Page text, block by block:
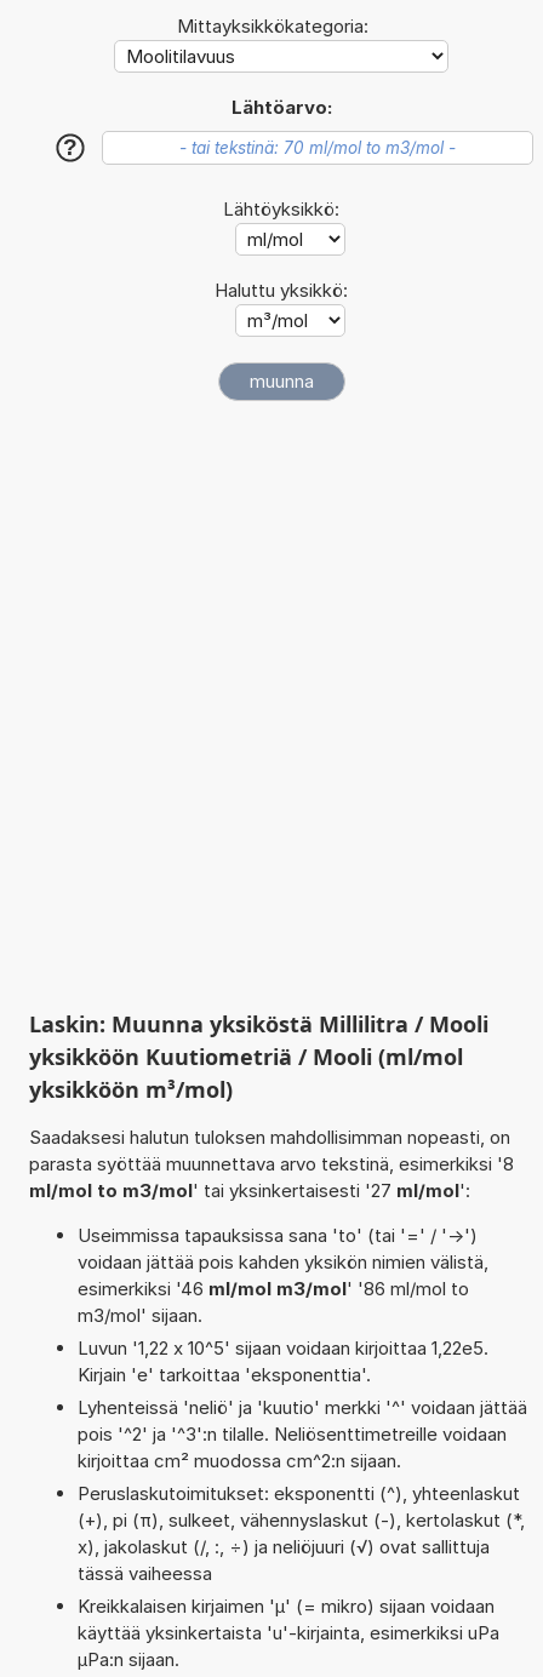
Mittayksikkökategoria:
Lähtöarvo:
?
Lähtöyksikkö:
Haluttu yksikkö:
Laskin: Muunna yksiköstä Millilitra / Mooli
yksikköön Kuutiometriä / Mooli (ml/mol
yksikköön m³/mol)
Saadaksesi halutun tuloksen mahdollisimman nopeasti, on
parasta syöttää muunnettava arvo tekstinä, esimerkiksi '8
ml/mol to m3/mol' tai yksinkertaisesti '27 ml/mol':
Useimmissa tapauksissa sana 'to' (tai '=' / '->')
voidaan jättää pois kahden yksikön nimien välistä,
esimerkiksi '46 ml/mol m3/mol' '86 ml/mol to
m3/mol' sijaan.
Luvun '1,22 x 10^5' sijaan voidaan kirjoittaa 1,22e5.
Kirjain 'e' tarkoittaa 'eksponenttia'.
Lyhenteissä 'neliö' ja 'kuutio' merkki '^' voidaan jättää
pois '^2' ja '^3':n tilalle. Neliösenttimetreille voidaan
kirjoittaa cm² muodossa cm^2:n sijaan.
Peruslaskutoimitukset: eksponentti (^), yhteenlaskut
(+), pi (π), sulkeet, vähennyslaskut (-), kertolaskut (*,
x), jakolaskut (/, :, ÷) ja neliöjuuri (√) ovat sallittuja
tässä vaiheessa
Kreikkalaisen kirjaimen 'µ' (= mikro) sijaan voidaan
käyttää yksinkertaista 'u'-kirjainta, esimerkiksi uPa
µPa:n sijaan.